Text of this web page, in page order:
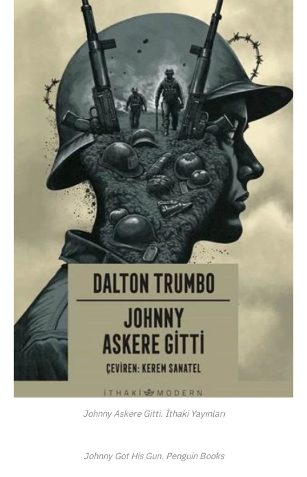
Johnny Askere Gitti. İthaki Yayınları
Johnny Got His Gun. Penguin Books